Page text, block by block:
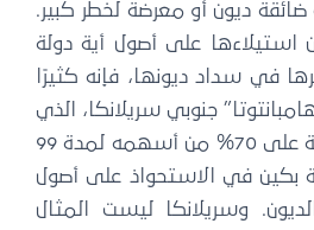
ضائقة ديون أو معرضة لخطر كبير.
استيلاءها على أصول أية دولة
في سداد ديونها، فإنه كثيرًا
جنوبي سريلانكا، الذي
استحوذت شركة صينية على 70% من أسهمه لمدة 99
بكين في الاستحواذ على أصول
وسريلانكا ليست المثال